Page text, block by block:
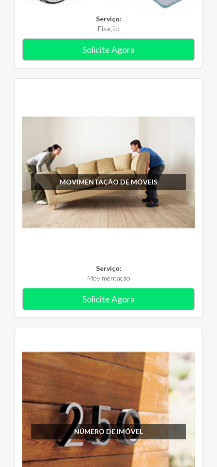
Serviço:
Fixação
Solicite Agora
MOVIMENTAÇÃO DE MÓVEIS
Serviço:
Movimentação
Solicite Agora
NÚMERO DE IMÓVEL